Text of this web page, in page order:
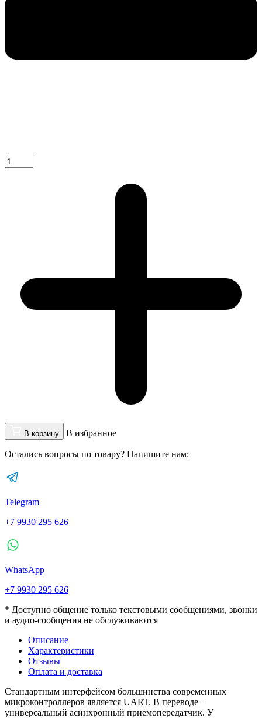
В корзину В избранное
Остались вопросы по товару? Напишите нам:
Telegram
+7 9930 295 626
WhatsApp
+7 9930 295 626
* Доступно общение только текстовыми сообщениями, звонки
и аудио-сообщения не обслуживаются
Описание
Характеристики
Отзывы
Оплата и доставка
Стандартным интерфейсом большинства современных
микроконтроллеров является UART. В переводе –
универсальный асинхронный приемопередатчик. У